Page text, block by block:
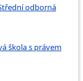
odborná
škola s právem